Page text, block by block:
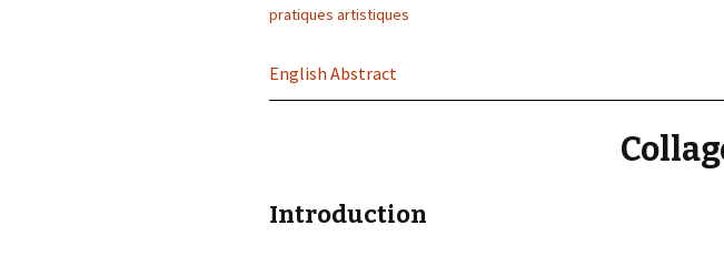
pratiques artistiques
English Abstract
Introduction